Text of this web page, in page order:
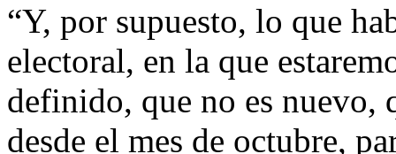
“Y, por supuesto, lo que
electoral, en la que
definido, que no es nuevo,
desde el mes de octubre,